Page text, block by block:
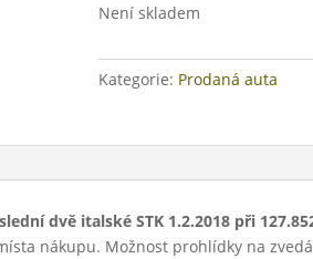
Není skladem
Kategorie: Prodaná auta
dvě italské STK 1.2.2018 při
nákupu. Možnost prohlídky na